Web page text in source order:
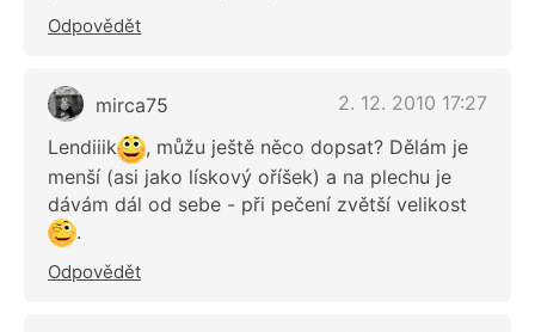
Odpovědět
mirca75
2. 12. 2010 17:27
Lendiiik
, můžu ještě něco dopsat? Dělám je
menší (asi jako lískový oříšek) a na plechu je
dávám dál od sebe - při pečení zvětší velikost
.
Odpovědět